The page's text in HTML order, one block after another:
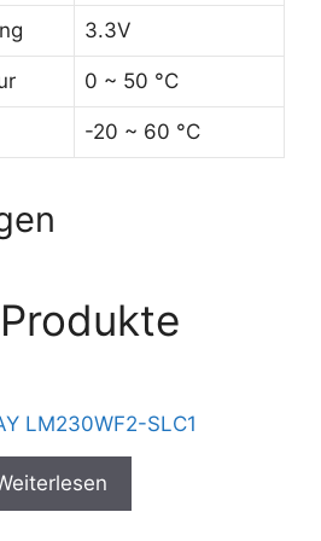
3.3V
0 ~ 50 °C
-20 ~ 60 °C
LM230WF2-SLC1